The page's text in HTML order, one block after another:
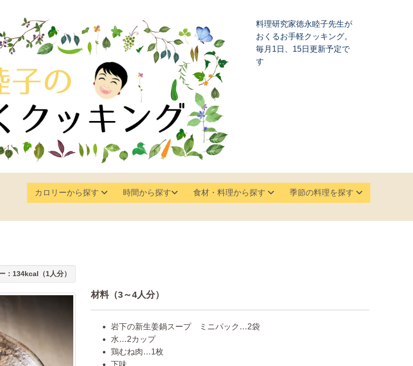
料理研究家徳永睦子先生が
おくるお手軽クッキング。
毎月1日、15日更新予定で
す
カロリーから探す 時間から探す 食材・料理から探す 季節の料理を探す
134kcal（1人分）
材料（3～4人分）
岩下の新生姜鍋スープ ミニパック…2袋
水…2カップ
鶏むね肉…1枚